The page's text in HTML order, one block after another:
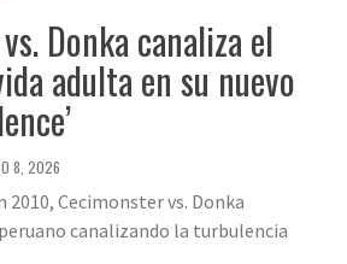
Donka canaliza el
adulta en su nuevo
8, 2026
2010, Cecimonster vs. Donka
canalizando la turbulencia